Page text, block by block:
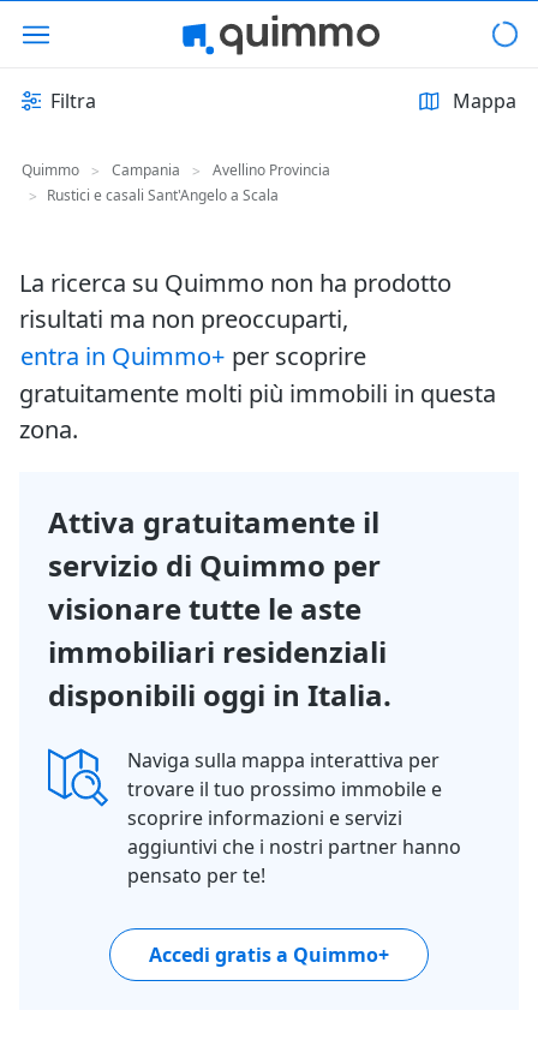
Filtra Mappa
Quimmo > Campania >
Avellino Provincia
> Rustici e casali Sant'Angelo a Scala
La ricerca su Quimmo non ha prodotto
risultati ma non preoccuparti,
entra in Quimmo+ per scoprire
gratuitamente molti più immobili in questa
zona.
Attiva gratuitamente il
servizio di Quimmo per
visionare tutte le aste
immobiliari residenziali
disponibili oggi in Italia.
Naviga sulla mappa interattiva per
trovare il tuo prossimo immobile e
scoprire informazioni e servizi
aggiuntivi che i nostri partner hanno
pensato per te!
Accedi gratis a Quimmo+